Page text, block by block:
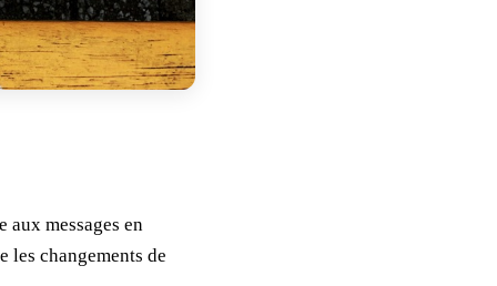
messages en
les changements de